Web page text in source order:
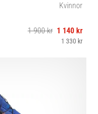
Kvinnor
1 900 kr 1 140 kr
1 330 kr